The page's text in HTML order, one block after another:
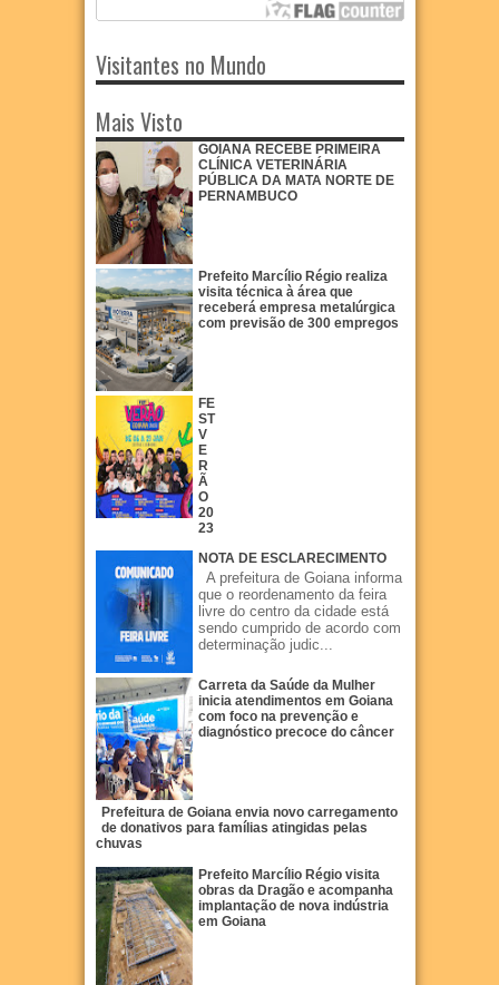
Visitantes no Mundo
Mais Visto
GOIANA RECEBE PRIMEIRA
CLÍNICA VETERINÁRIA
PÚBLICA DA MATA NORTE DE
PERNAMBUCO
Prefeito Marcílio Régio realiza
visita técnica à área que
receberá empresa metalúrgica
com previsão de 300 empregos
FE
ST
V
E
R
Ã
O
20
23
NOTA DE ESCLARECIMENTO
A prefeitura de Goiana informa
que o reordenamento da feira
livre do centro da cidade está
sendo cumprido de acordo com
determinação judic...
Carreta da Saúde da Mulher
inicia atendimentos em Goiana
com foco na prevenção e
diagnóstico precoce do câncer
Prefeitura de Goiana envia novo carregamento
de donativos para famílias atingidas pelas
chuvas
Prefeito Marcílio Régio visita
obras da Dragão e acompanha
implantação de nova indústria
em Goiana